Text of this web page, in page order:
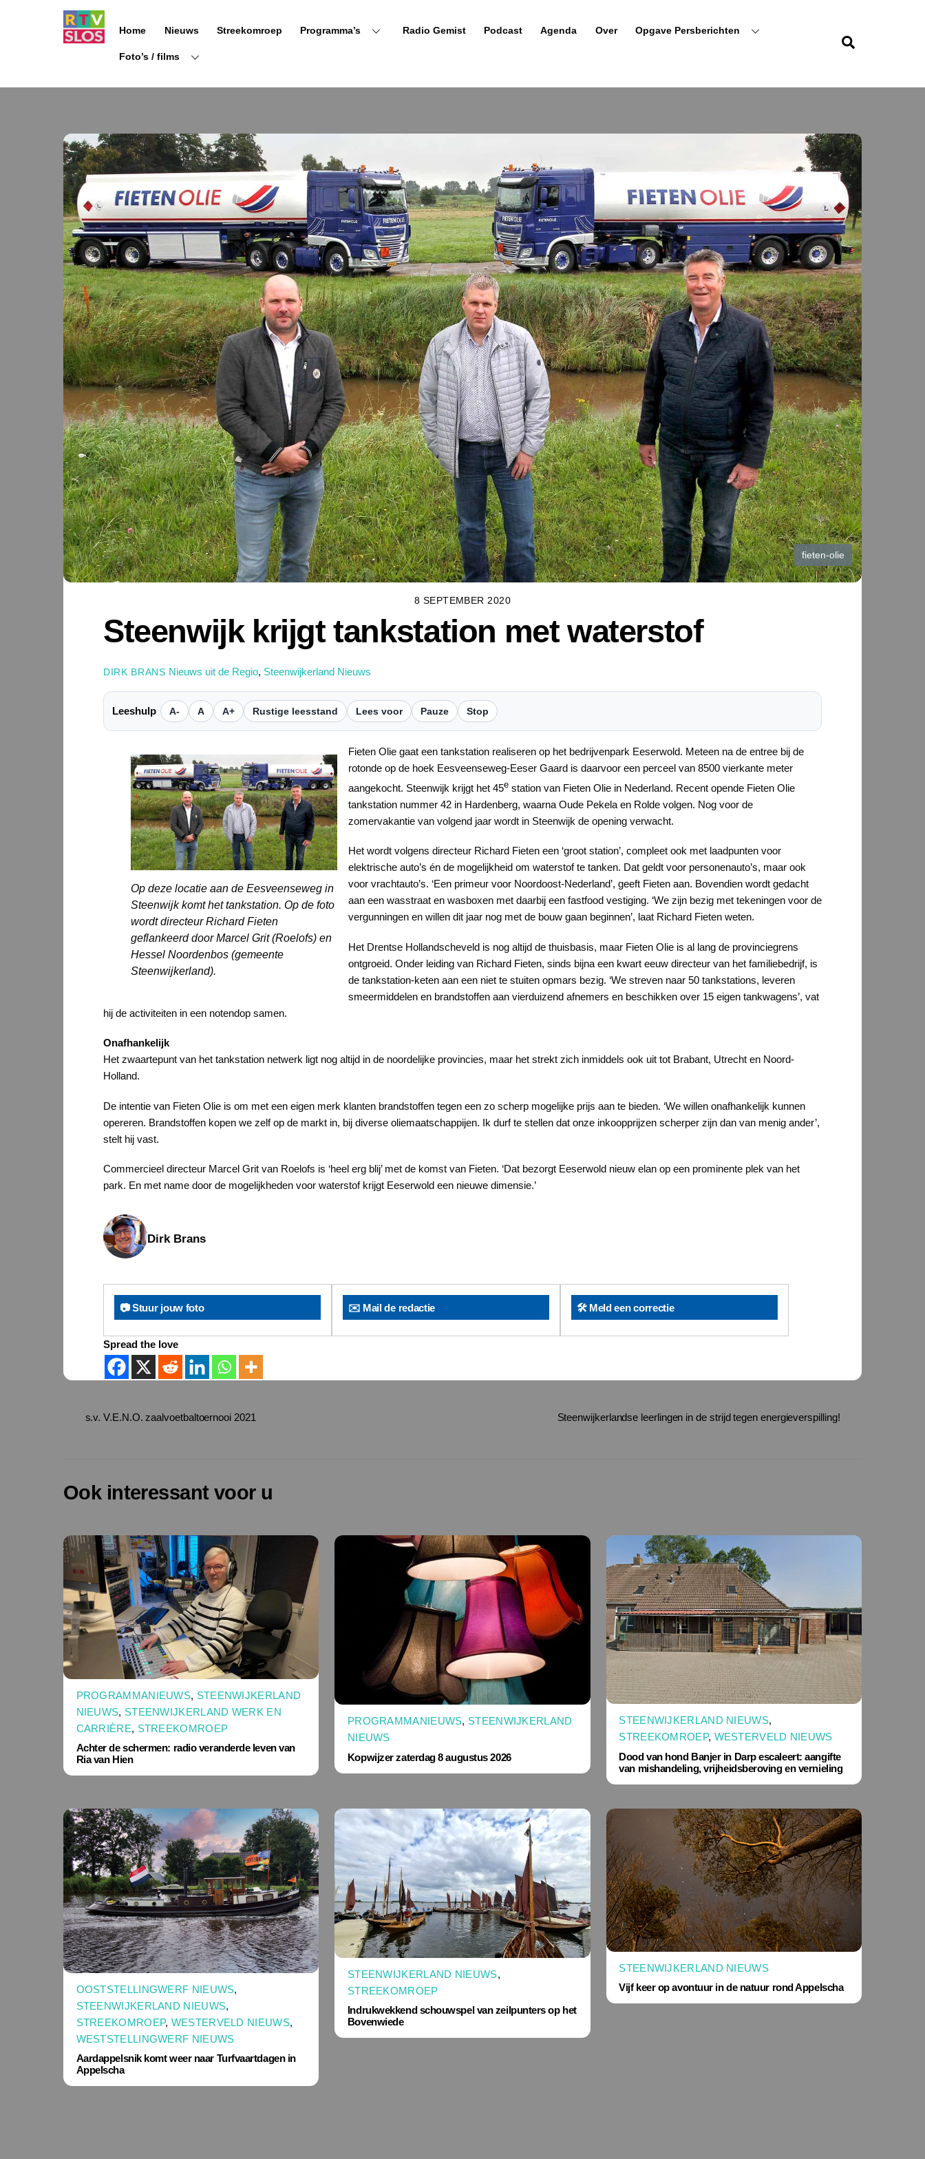
Home Nieuws Streekomroep Programma’s Radio Gemist Podcast Agenda Over Opgave Persberichten
Foto’s / films
fieten-olie
8 SEPTEMBER 2020
Steenwijk krijgt tankstation met waterstof
DIRK BRANS Nieuws uit de Regio, Steenwijkerland Nieuws
Leeshulp A- A A+ Rustige leesstand Lees voor Pauze Stop
Op deze locatie aan de Eesveenseweg in
Steenwijk komt het tankstation. Op de foto
wordt directeur Richard Fieten
geflankeerd door Marcel Grit (Roelofs) en
Hessel Noordenbos (gemeente
Steenwijkerland).
Fieten Olie gaat een tankstation realiseren op het bedrijvenpark Eeserwold. Meteen na de entree bij de
rotonde op de hoek Eesveenseweg-Eeser Gaard is daarvoor een perceel van 8500 vierkante meter
aangekocht. Steenwijk krijgt het 45e station van Fieten Olie in Nederland. Recent opende Fieten Olie
tankstation nummer 42 in Hardenberg, waarna Oude Pekela en Rolde volgen. Nog voor de
zomervakantie van volgend jaar wordt in Steenwijk de opening verwacht.
Het wordt volgens directeur Richard Fieten een ‘groot station’, compleet ook met laadpunten voor
elektrische auto’s én de mogelijkheid om waterstof te tanken. Dat geldt voor personenauto’s, maar ook
voor vrachtauto’s. ‘Een primeur voor Noordoost-Nederland’, geeft Fieten aan. Bovendien wordt gedacht
aan een wasstraat en wasboxen met daarbij een fastfood vestiging. ‘We zijn bezig met tekeningen voor de
vergunningen en willen dit jaar nog met de bouw gaan beginnen’, laat Richard Fieten weten.
Het Drentse Hollandscheveld is nog altijd de thuisbasis, maar Fieten Olie is al lang de provinciegrens
ontgroeid. Onder leiding van Richard Fieten, sinds bijna een kwart eeuw directeur van het familiebedrijf, is
de tankstation-keten aan een niet te stuiten opmars bezig. ‘We streven naar 50 tankstations, leveren
smeermiddelen en brandstoffen aan vierduizend afnemers en beschikken over 15 eigen tankwagens’, vat
hij de activiteiten in een notendop samen.
Onafhankelijk
Het zwaartepunt van het tankstation netwerk ligt nog altijd in de noordelijke provincies, maar het strekt zich inmiddels ook uit tot Brabant, Utrecht en Noord-
Holland.
De intentie van Fieten Olie is om met een eigen merk klanten brandstoffen tegen een zo scherp mogelijke prijs aan te bieden. ‘We willen onafhankelijk kunnen
opereren. Brandstoffen kopen we zelf op de markt in, bij diverse oliemaatschappijen. Ik durf te stellen dat onze inkoopprijzen scherper zijn dan van menig ander’,
stelt hij vast.
Commercieel directeur Marcel Grit van Roelofs is ‘heel erg blij’ met de komst van Fieten. ‘Dat bezorgt Eeserwold nieuw elan op een prominente plek van het
park. En met name door de mogelijkheden voor waterstof krijgt Eeserwold een nieuwe dimensie.’
Dirk Brans
📷 Stuur jouw foto ✉️ Mail de redactie 🛠️ Meld een correctie
Spread the love
s.v. V.E.N.O. zaalvoetbaltoernooi 2021 Steenwijkerlandse leerlingen in de strijd tegen energieverspilling!
Ook interessant voor u
PROGRAMMANIEUWS, STEENWIJKERLAND
NIEUWS, STEENWIJKERLAND WERK EN
CARRIÈRE, STREEKOMROEP
Achter de schermen: radio veranderde leven van
Ria van Hien
PROGRAMMANIEUWS, STEENWIJKERLAND
NIEUWS
Kopwijzer zaterdag 8 augustus 2026
STEENWIJKERLAND NIEUWS,
STREEKOMROEP, WESTERVELD NIEUWS
Dood van hond Banjer in Darp escaleert: aangifte
van mishandeling, vrijheidsberoving en vernieling
OOSTSTELLINGWERF NIEUWS,
STEENWIJKERLAND NIEUWS,
STREEKOMROEP, WESTERVELD NIEUWS,
WESTSTELLINGWERF NIEUWS
Aardappelsnik komt weer naar Turfvaartdagen in
Appelscha
STEENWIJKERLAND NIEUWS,
STREEKOMROEP
Indrukwekkend schouwspel van zeilpunters op het
Bovenwiede
STEENWIJKERLAND NIEUWS
Vijf keer op avontuur in de natuur rond Appelscha